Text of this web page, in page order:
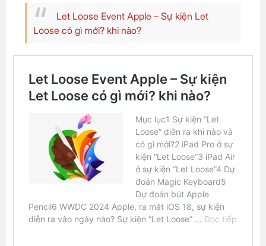
Let Loose Event Apple – Sự kiện Let
Loose có gì mới? khi nào?